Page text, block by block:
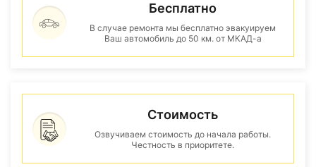
Бесплатно
В случае ремонта мы бесплатно эвакуируем
Ваш автомобиль до 50 км. от МКАД-а
Стоимость
Озвучиваем стоимость до начала работы.
Честность в приоритете.